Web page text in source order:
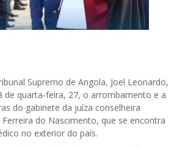
Supremo de Angola, Joel Leonardo,
de quarta-feira, 27, o arrombamento e a
do gabinete da juíza conselheira
Ferreira do Nascimento, que se encontra
no exterior do país.